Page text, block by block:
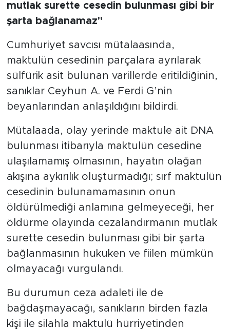
mutlak surette cesedin bulunması gibi bir
şarta bağlanamaz"
Cumhuriyet savcısı mütalaasında,
maktulün cesedinin parçalara ayrılarak
sülfürik asit bulunan varillerde eritildiğinin,
sanıklar Ceyhun A. ve Ferdi G’nin
beyanlarından anlaşıldığını bildirdi.
Mütalaada, olay yerinde maktule ait DNA
bulunması itibarıyla maktulün cesedine
ulaşılamamış olmasının, hayatın olağan
akışına aykırılık oluşturmadığı; sırf maktulün
cesedinin bulunamamasının onun
öldürülmediği anlamına gelmeyeceği, her
öldürme olayında cezalandırmanın mutlak
surette cesedin bulunması gibi bir şarta
bağlanmasının hukuken ve fiilen mümkün
olmayacağı vurgulandı.
Bu durumun ceza adaleti ile de
bağdaşmayacağı, sanıkların birden fazla
kişi ile silahla maktulü hürriyetinden